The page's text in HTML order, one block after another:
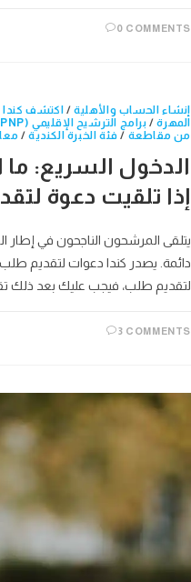
0 COMMENTS
إنشاء الحساب والأهلية / اكتشف كندا
المهرة/ برامج الترشيح الإقليمي (PNP)
من مقاطعة / فئة الخبرة الكندية /
الدخول السريع:
إذا تلقيت دعوة
يتلقى المرشحون الناجحون في
دائمة. يصدر كندا دعوات لتقديم
لتقديم طلب، فيجب عليك بعد ذلك
3 COMMENTS